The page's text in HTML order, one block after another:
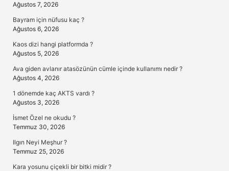
Ağustos 7, 2026
Bayram için nüfusu kaç ?
Ağustos 6, 2026
Kaos dizi hangi platformda ?
Ağustos 5, 2026
Ava giden avlanır atasözünün cümle içinde kullanımı nedir ?
Ağustos 4, 2026
1 dönemde kaç AKTS vardı ?
Ağustos 3, 2026
İsmet Özel ne okudu ?
Temmuz 30, 2026
Ilgın Neyi Meşhur ?
Temmuz 25, 2026
Kara yosunu çiçekli bir bitki midir ?